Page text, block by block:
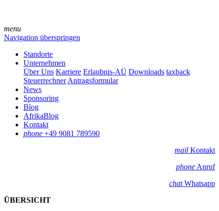
menu
Navigation überspringen
Standorte
Unternehmen
Über Uns Karriere Erlaubnis-AÜ Downloads taxback
Steuerrechner Antragsformular
News
Sponsoring
Blog
AfrikaBlog
Kontakt
phone +49 9081 789590
mail Kontakt
phone Anruf
chatWhatsapp
ÜBERSICHT